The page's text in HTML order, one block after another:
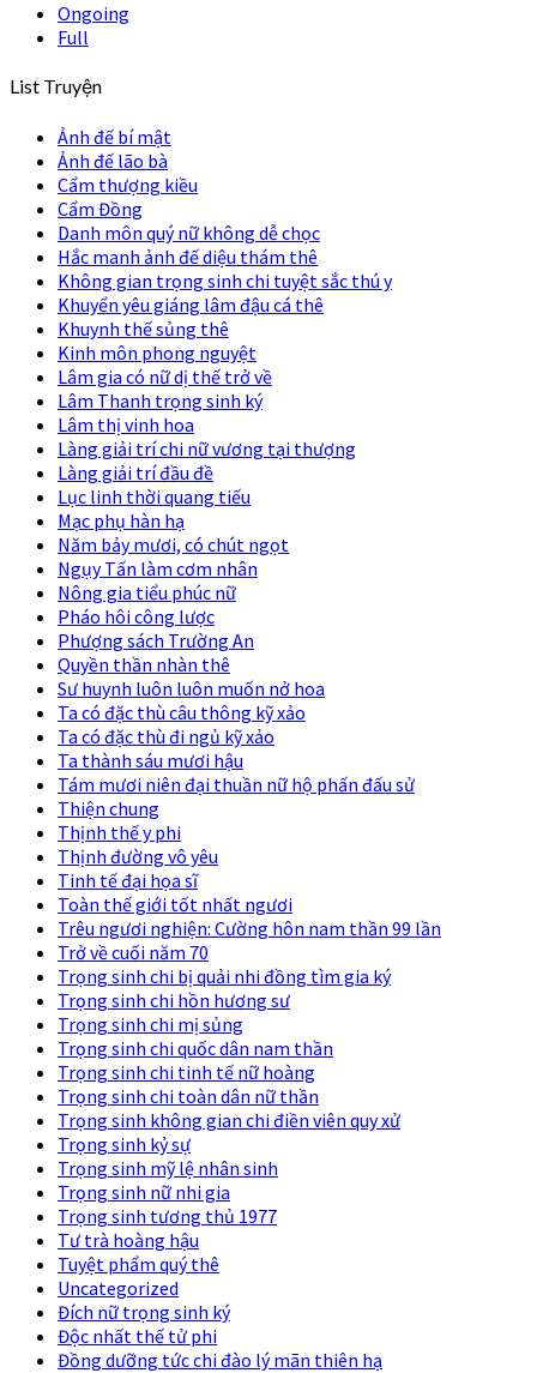
Ongoing
Full
List Truyện
Ảnh đế bí mật
Ảnh đế lão bà
Cẩm thượng kiều
Cẩm Đồng
Danh môn quý nữ không dễ chọc
Hắc manh ảnh đế diệu thám thê
Không gian trọng sinh chi tuyệt sắc thú y
Khuyển yêu giáng lâm đậu cá thê
Khuynh thế sủng thê
Kinh môn phong nguyệt
Lâm gia có nữ dị thế trở về
Lâm Thanh trọng sinh ký
Lâm thị vinh hoa
Làng giải trí chi nữ vương tại thượng
Làng giải trí đầu đề
Lục linh thời quang tiếu
Mạc phụ hàn hạ
Năm bảy mươi, có chút ngọt
Ngụy Tấn làm cơm nhân
Nông gia tiểu phúc nữ
Pháo hôi công lược
Phượng sách Trường An
Quyền thần nhàn thê
Sư huynh luôn luôn muốn nở hoa
Ta có đặc thù câu thông kỹ xảo
Ta có đặc thù đi ngủ kỹ xảo
Ta thành sáu mươi hậu
Tám mươi niên đại thuần nữ hộ phấn đấu sử
Thiện chung
Thịnh thế y phi
Thịnh đường vô yêu
Tinh tế đại họa sĩ
Toàn thế giới tốt nhất ngươi
Trêu ngươi nghiện: Cường hôn nam thần 99 lần
Trở về cuối năm 70
Trọng sinh chi bị quải nhi đồng tìm gia ký
Trọng sinh chi hồn hương sư
Trọng sinh chi mị sủng
Trọng sinh chi quốc dân nam thần
Trọng sinh chi tinh tế nữ hoàng
Trọng sinh chi toàn dân nữ thần
Trọng sinh không gian chi điền viên quy xử
Trọng sinh kỷ sự
Trọng sinh mỹ lệ nhân sinh
Trọng sinh nữ nhi gia
Trọng sinh tương thủ 1977
Tư trà hoàng hậu
Tuyệt phẩm quý thê
Uncategorized
Đích nữ trọng sinh ký
Độc nhất thế tử phi
Đồng dưỡng tức chi đào lý mãn thiên hạ